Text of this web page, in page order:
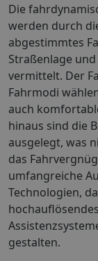
Die
werden durch
abgestimmtes
Straßenlage
vermittelt. Der
Fahrmodi
auch
hinaus sind die
ausgelegt, was
das
umfangreiche
Technologien,
gestalten.